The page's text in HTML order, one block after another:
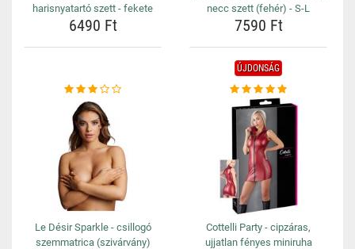
harisnyatartó szett - fekete
6490 Ft
necc szett (fehér) - S-L
7590 Ft
Le Désir Sparkle - csillogó
szemmatrica (szivárvány)
ÚJDONSÁG
Cottelli Party - cipzáras,
ujjatlan fényes miniruha